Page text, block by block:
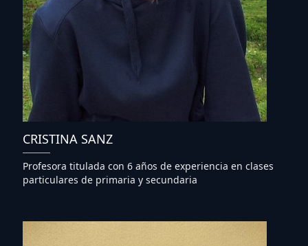
CRISTINA SANZ
Profesora titulada con 6 años de experiencia en clases
particulares de primaria y secundaria